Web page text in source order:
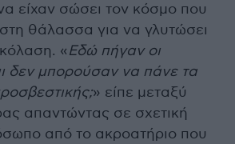
είχαν σώσει τον κόσμο που
θάλασσα για να γλυτώσει
«Εδώ πήγαν οι
δεν μπορούσαν να πάνε τα
» είπε μεταξύ
απαντώντας σε σχετική
από το ακροατήριο που